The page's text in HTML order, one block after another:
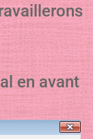
en avant